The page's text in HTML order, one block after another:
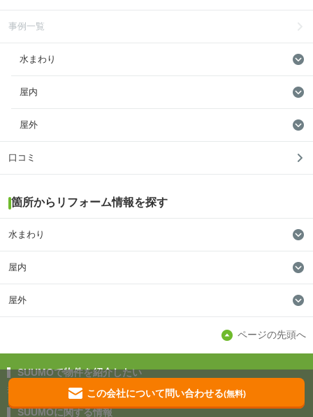
事例一覧
水まわり
屋内
屋外
口コミ
箇所からリフォーム情報を探す
水まわり
屋内
屋外
ページの先頭へ
SUUMOで物件を紹介したい
掲載のお問い合わせ
SUUMOに関する情報
この会社について問い合わせる(無料)